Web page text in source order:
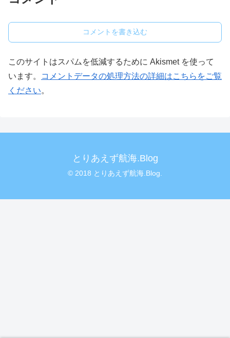
コメントを書き込む
このサイトはスパムを低減するために Akismet を使って
います。
コメントデータの処理方法の詳細はこちらをご覧
ください。
とりあえず航海.Blog
© 2018 とりあえず航海.Blog.